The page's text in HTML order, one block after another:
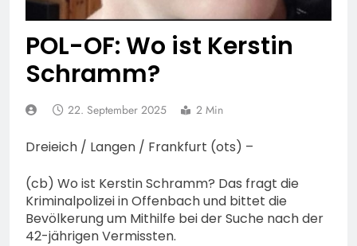
Seitzenhahn – rund 150
Einsatzkräfte im Einsatz
Leitungswechsel bei der
Polizeidirektion
Rheingau-Taunus
5. August 2026
POL-OF: Wo ist Kerstin
Schramm?
22. September 2025 2 Min
Dreieich / Langen / Frankfurt (ots) –
(cb) Wo ist Kerstin Schramm? Das fragt die
Kriminalpolizei in Offenbach und bittet die
Bevölkerung um Mithilfe bei der Suche nach der
42-jährigen Vermissten.